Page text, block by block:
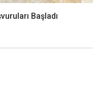
Başladı